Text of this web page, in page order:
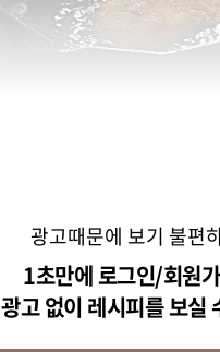
광고때문에 보기 불편
1초만에 로그인/회원
광고 없이 레시피를 보실